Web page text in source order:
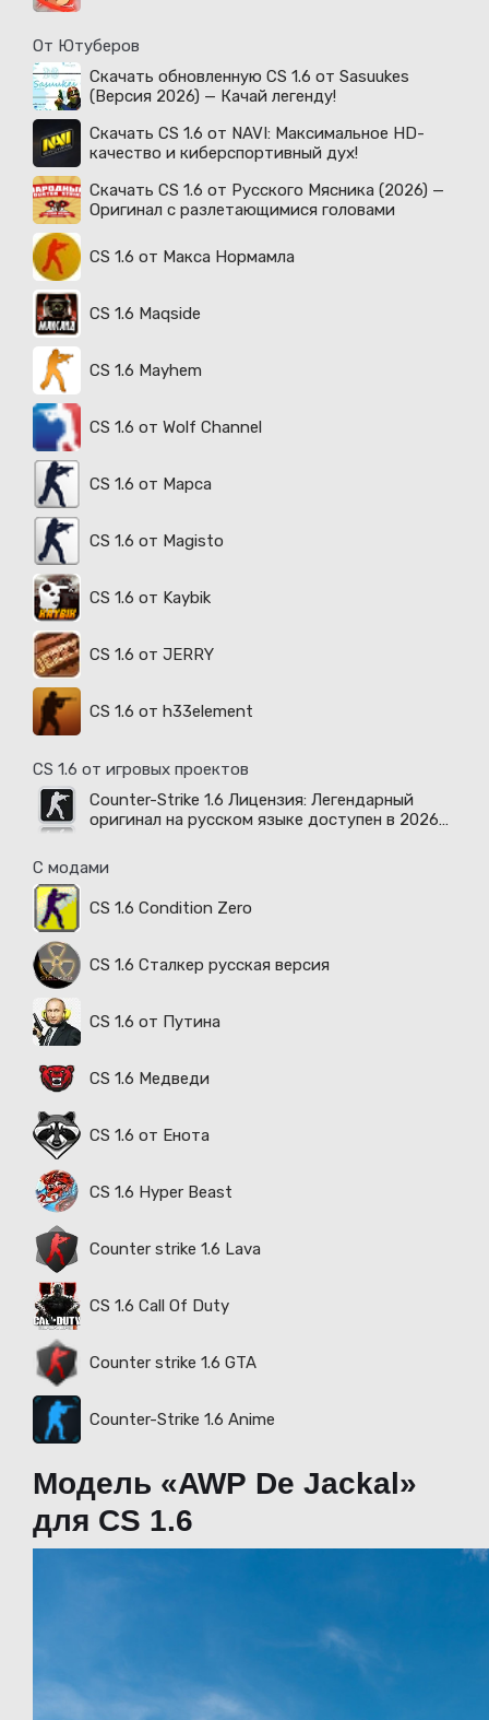
От Ютуберов
Скачать обновленную CS 1.6 от Sasuukes
(Версия 2026) — Качай легенду!
Скачать CS 1.6 от NAVI: Максимальное HD-
качество и киберспортивный дух!
Скачать CS 1.6 от Русского Мясника (2026) —
Оригинал с разлетающимися головами
CS 1.6 от Макса Нормамла
CS 1.6 Maqside
CS 1.6 Mayhem
CS 1.6 от Wolf Channel
CS 1.6 от Марса
CS 1.6 от Magisto
CS 1.6 от Kaybik
CS 1.6 от JERRY
CS 1.6 от h33element
CS 1.6 от игровых проектов
Counter-Strike 1.6 Лицензия: Легендарный
оригинал на русском языке доступен в 2026
С модами
CS 1.6 Condition Zero
CS 1.6 Сталкер русская версия
CS 1.6 от Путина
CS 1.6 Медведи
CS 1.6 от Енота
CS 1.6 Hyper Beast
Counter strike 1.6 Lava
CS 1.6 Call Of Duty
Counter strike 1.6 GTA
Counter-Strike 1.6 Anime
Модель «AWP De Jackal»
для CS 1.6